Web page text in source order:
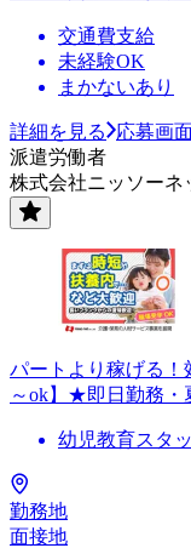
交通費支給
未経験OK
まかないあり
詳細を見る
応募画
派遣労働者
株式会社ニッソー
パートより稼げる！
～ok】★即日勤務・
幼児教育スタ
勤務地
面接地